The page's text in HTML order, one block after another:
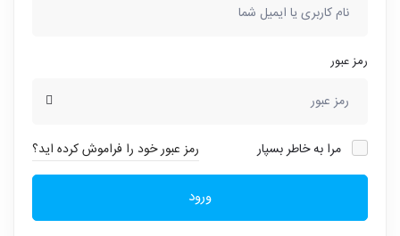
رمز عبور
مرا به خاطر بسپار رمز عبور خود را فراموش کرده اید؟
ورود